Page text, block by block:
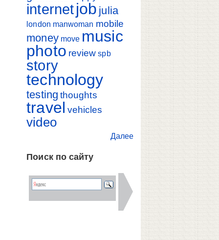
internetjob julia
london manwoman mobile
money move music
photo review spb
story
technology
testing thoughts
travel vehicles
video
Далее
Поиск по сайту